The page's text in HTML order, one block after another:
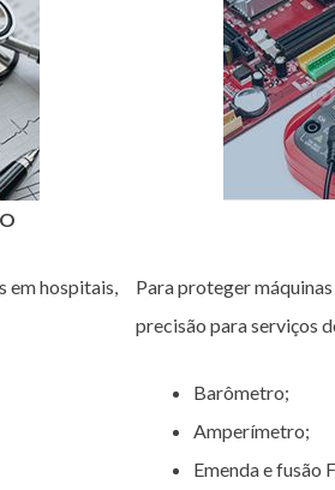
em hospitais,
Para proteger
precisão para serviços
Barômetro;
Amperímetro;
Emenda e fusão